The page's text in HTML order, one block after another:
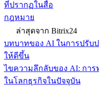
ที่ปรากฏในสื่อ
กฎหมาย
ล่าสุดจาก Bitrix24
บทบาทของ AI ในการปรับ
ให้ดีขึ้น
ไขความลึกลับของ AI: การ
ในโลกธุรกิจในปัจจุบัน